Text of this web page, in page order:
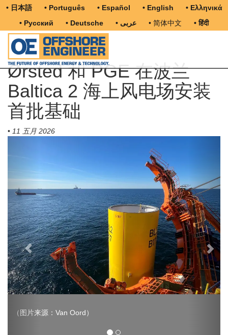
• 日本語 • Português • Español • English
• Ελληνικά
• Русский
• Deutsche • عربى • 简体中文 • हिंदी
Ørsted 和 PGE 在波兰
Baltica 2 海上风电场安装
首批基础
• 11 五月 2026
（图片来源：Van Oord）